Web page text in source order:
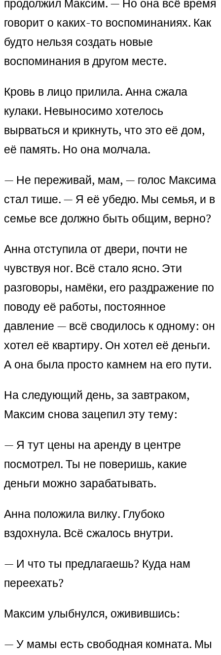
продолжил Максим. — Но она всё время
говорит о каких-то воспоминаниях. Как
будто нельзя создать новые
воспоминания в другом месте.
Кровь в лицо прилила. Анна сжала
кулаки. Невыносимо хотелось
вырваться и крикнуть, что это её дом,
её память. Но она молчала.
— Не переживай, мам, — голос Максима
стал тише. — Я её убедю. Мы семья, и в
семье все должно быть общим, верно?
Анна отступила от двери, почти не
чувствуя ног. Всё стало ясно. Эти
разговоры, намёки, его раздражение по
поводу её работы, постоянное
давление — всё сводилось к одному: он
хотел её квартиру. Он хотел её деньги.
А она была просто камнем на его пути.
На следующий день, за завтраком,
Максим снова зацепил эту тему:
— Я тут цены на аренду в центре
посмотрел. Ты не поверишь, какие
деньги можно зарабатывать.
Анна положила вилку. Глубоко
вздохнула. Всё сжалось внутри.
— И что ты предлагаешь? Куда нам
переехать?
Максим улыбнулся, оживившись:
— У мамы есть свободная комната. Мы